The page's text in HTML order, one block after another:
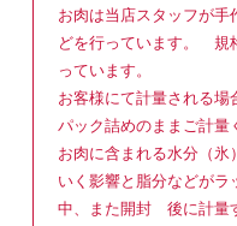
お肉は当店スタッフが手
どを行っています。 規
っています。
お客様にて計量される場
パック詰めのままご計量
お肉に含まれる水分（氷
いく影響と脂分などが
中、また開封 後に計量